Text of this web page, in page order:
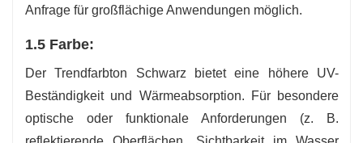
Anfrage für großflächige Anwendungen möglich.
1.5 Farbe:
Der Trendfarbton Schwarz bietet eine höhere UV-
Beständigkeit und Wärmeabsorption. Für besondere
optische oder funktionale Anforderungen (z. B.